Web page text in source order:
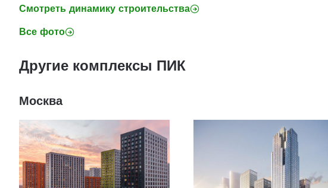
Смотреть динамику строительства
Все фото
Другие комплексы ПИК
Москва